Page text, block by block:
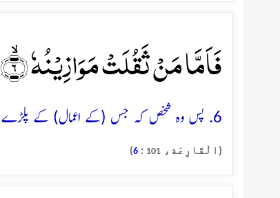
فَاَمَّا مَنۡ ثَقُلَتۡ مَوَازِیۡنُہٗ ۙ﴿۶﴾
6. پس وہ شخص کہ جس (کے اعمال) کے پلڑے بھاری ہوں گے
(الْقَارِعَة، 101
:
6
)